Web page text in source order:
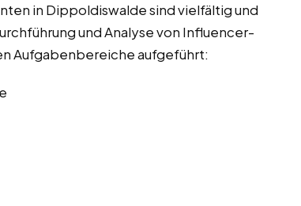
in Dippoldiswalde sind vielfältig und
und Analyse von Influencer-
Aufgabenbereiche aufgeführt: